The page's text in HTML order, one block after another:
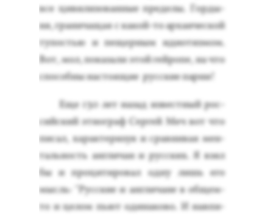
все ци­вили­зован­ные пре­делы. Гор­ды­
ня, гра­нича­щая с ка­кой-то ар­ха­ичес­кой
ту­постью и пе­щер­ным иди­отиз­мом.
Вот, мол, по­каза­ли этой гей­ро­пе, на что
спо­соб­ны нас­то­ящие рус­ские пар­ни!
Еще 130 лет на­зад из­вес­тный рос­
сий­ский эт­нограф Сер­гей Меч вот что
пи­сал, ха­рак­те­ризуя и срав­ни­вая мен­
таль­ность ан­гли­чан и рус­ских. Я взял
бы и про­цити­ровал од­ну лишь его
мысль: "Рус­ские и ан­гли­чане в об­щем-
то и це­лом пь­ют оди­нако­во. И нав­пи­